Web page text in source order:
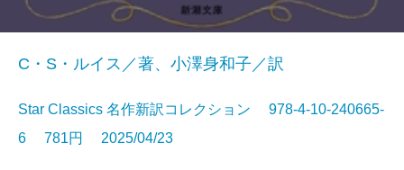
C・S・ルイス／著、小澤身和子／訳
Star Classics 名作新訳コレクション 978-4-10-240665-
6 781円 2025/04/23